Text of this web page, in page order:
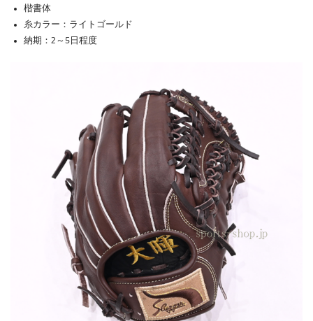
楷書体
糸カラー：ライトゴールド
納期：2～5日程度